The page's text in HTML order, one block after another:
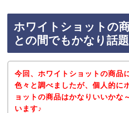
ホワイトショットの
との間でもかなり話
今回、ホワイトショットの商品
色々と調べましたが、個人的に
ョットの商品はかなりいいかな
います♪